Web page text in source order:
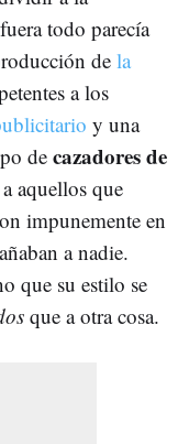
todo parecía
de la
a los
y una
de cazadores de
aquellos que
impunemente en
a nadie.
que su estilo se
que a otra cosa.